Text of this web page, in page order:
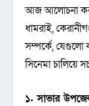
আজ আলোচনা
ধামরাই,
সম্পর্কে,
সিনেমা চালিয়ে
১. সাভার